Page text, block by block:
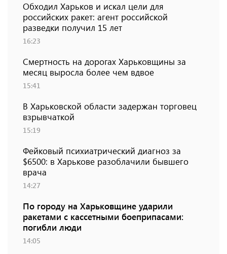
Обходил Харьков и искал цели для
российских ракет: агент российской
разведки получил 15 лет
16:23
Смертность на дорогах Харьковщины за
месяц выросла более чем вдвое
15:41
В Харьковской области задержан торговец
взрывчаткой
15:19
Фейковый психиатрический диагноз за
$6500: в Харькове разоблачили бывшего
врача
14:27
По городу на Харьковщине ударили
ракетами с кассетными боеприпасами:
погибли люди
14:05